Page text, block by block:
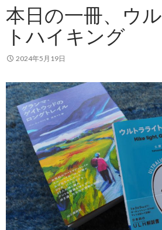
本日の一冊、ウ
トハイキング
2024年5月19日